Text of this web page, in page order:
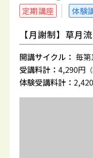
定期講座 体験
【月謝制】草月
開講サイクル： 毎
受講料計： 4,290円
体験受講料計：